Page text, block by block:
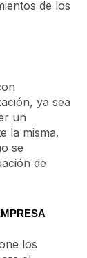
de los
ya sea
un
la misma.
se
de
los